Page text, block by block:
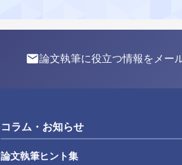
論文執筆に役立つ情報をメー
コラム・お知らせ
論文執筆ヒント集